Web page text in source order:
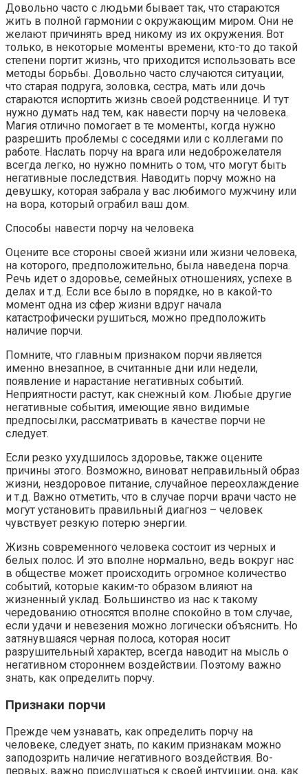
Довольно часто с людьми бывает так, что стараются
жить в полной гармонии с окружающим миром. Они не
желают причинять вред никому из их окружения. Вот
только, в некоторые моменты времени, кто-то до такой
степени портит жизнь, что приходится использовать все
методы борьбы. Довольно часто случаются ситуации,
что старая подруга, золовка, сестра, мать или дочь
стараются испортить жизнь своей родственнице. И тут
нужно думать над тем, как навести порчу на человека.
Магия отлично помогает в те моменты, когда нужно
разрешить проблемы с соседями или с коллегами по
работе. Наслать порчу на врага или недоброжелателя
всегда легко, но нужно помнить о том, что могут быть
негативные последствия. Наводить порчу можно на
девушку, которая забрала у вас любимого мужчину или
на вора, который ограбил ваш дом.
Способы навести порчу на человека
Оцените все стороны своей жизни или жизни человека,
на которого, предположительно, была наведена порча.
Речь идет о здоровье, семейных отношениях, успехе в
делах и т.д. Если все было в порядке, но в какой-то
момент одна из сфер жизни вдруг начала
катастрофически рушиться, можно предположить
наличие порчи.
Помните, что главным признаком порчи является
именно внезапное, в считанные дни или недели,
появление и нарастание негативных событий.
Неприятности растут, как снежный ком. Любые другие
негативные события, имеющие явно видимые
предпосылки, рассматривать в качестве порчи не
следует.
Если резко ухудшилось здоровье, также оцените
причины этого. Возможно, виноват неправильный образ
жизни, нездоровое питание, случайное переохлаждение
и т.д. Важно отметить, что в случае порчи врачи часто не
могут установить правильный диагноз – человек
чувствует резкую потерю энергии.
Жизнь современного человека состоит из черных и
белых полос. И это вполне нормально, ведь вокруг нас
в обществе может происходить огромное количество
событий, которые каким-то образом влияют на
жизненный уклад. Большинство из нас к такому
чередованию относятся вполне спокойно в том случае,
если удачи и невезения можно логически объяснить. Но
затянувшаяся черная полоса, которая носит
разрушительный характер, всегда наводит на мысль о
негативном стороннем воздействии. Поэтому важно
знать, как определить порчу.
Признаки порчи
Прежде чем узнавать, как определить порчу на
человеке, следует знать, по каким признакам можно
заподозрить наличие негативного воздействия. Во-
первых, важно прислушаться к своей интуиции, она, как